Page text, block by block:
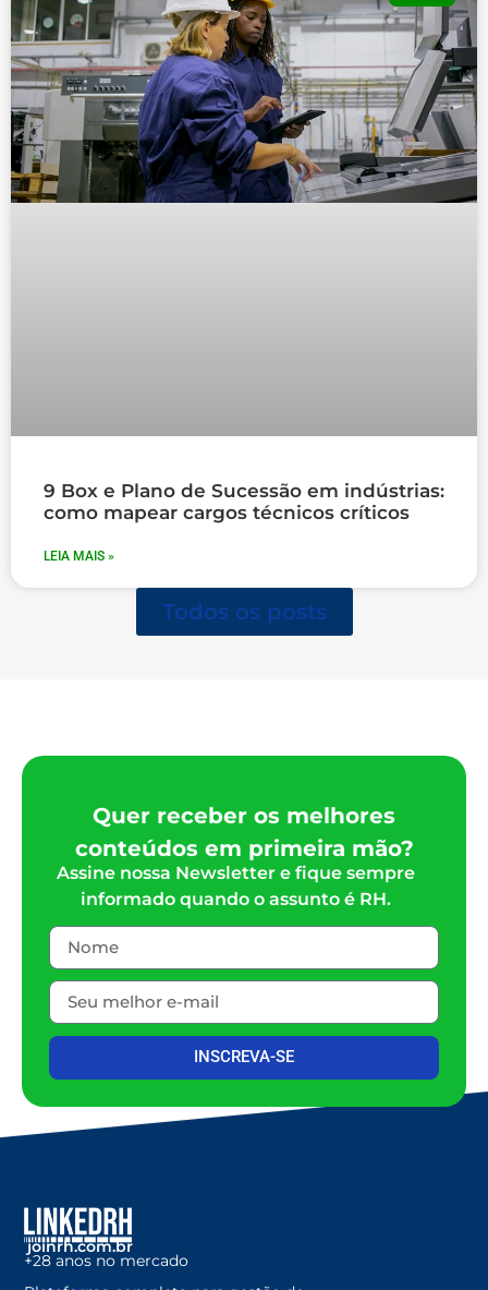
9 Box e Plano de Sucessão em indústrias:
como mapear cargos técnicos críticos
LEIA MAIS »
Todos os posts
Quer receber os melhores
conteúdos em primeira mão?
Assine nossa Newsletter e fique sempre
informado quando o assunto é RH.
INSCREVA-SE
joinrh.com.br
+28 anos no mercado